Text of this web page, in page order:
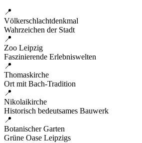
📍
Völkerschlachtdenkmal
Wahrzeichen der Stadt
📍
Zoo Leipzig
Faszinierende Erlebniswelten
📍
Thomaskirche
Ort mit Bach-Tradition
📍
Nikolaikirche
Historisch bedeutsames Bauwerk
📍
Botanischer Garten
Grüne Oase Leipzigs